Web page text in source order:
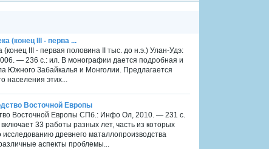
(конец III - перва ...
III - первая половина II тыс. до н.э.) Улан-Удэ:
— 236 с.: ил. В монографии дается подробная и
Южного Забайкалья и Монголии. Предлагается
населения этих...
Восточной Европы
Восточной Европы CПб.: Инфо Ол, 2010. — 231 с.
33 работы разных лет, часть из которых
древнего маталлопроизводства
аспекты проблемы...